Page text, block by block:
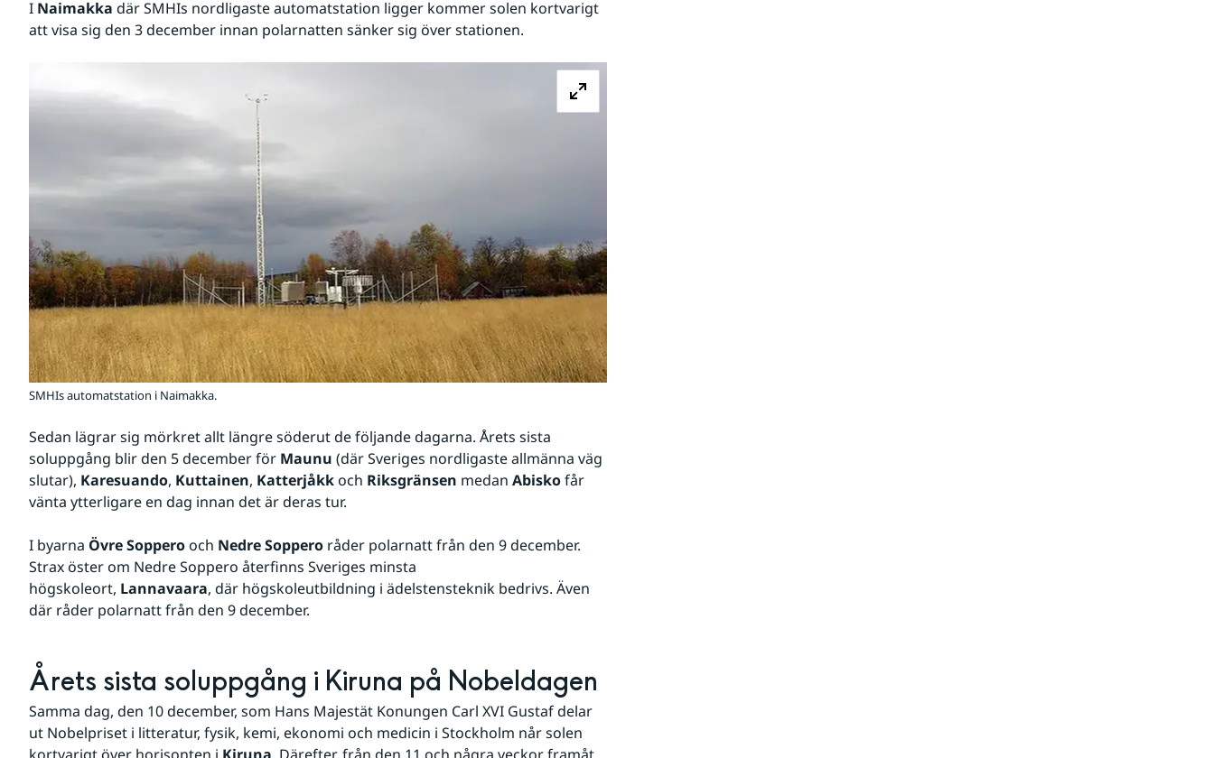
I Naimakka där SMHIs nordligaste automatstation ligger kommer solen kortvarigt
att visa sig den 3 december innan polarnatten sänker sig över stationen.
Förstora bilden
SMHIs automatstation i Naimakka.
Sedan lägrar sig mörkret allt längre söderut de följande dagarna. Årets sista
soluppgång blir den 5 december för Maunu (där Sveriges nordligaste allmänna väg
slutar), Karesuando, Kuttainen, Katterjåkk och Riksgränsen medan Abisko får
vänta ytterligare en dag innan det är deras tur.
I byarna Övre Soppero och Nedre Soppero råder polarnatt från den 9 december.
Strax öster om Nedre Soppero återfinns Sveriges minsta
högskoleort, Lannavaara, där högskoleutbildning i ädelstensteknik bedrivs. Även
där råder polarnatt från den 9 december.
Årets sista soluppgång i Kiruna på Nobeldagen
Samma dag, den 10 december, som Hans Majestät Konungen Carl XVI Gustaf delar
ut Nobelpriset i litteratur, fysik, kemi, ekonomi och medicin i Stockholm når solen
kortvarigt över horisonten i Kiruna. Därefter, från den 11 och några veckor framåt,